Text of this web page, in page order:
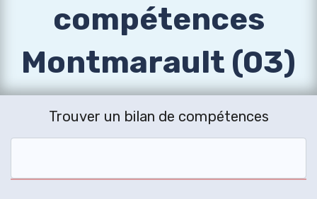
compétences
Montmarault (03)
Trouver un bilan de compétences